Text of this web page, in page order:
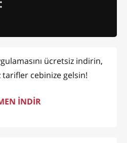
ücretsiz indirin,
cebinize gelsin!
İNDİR